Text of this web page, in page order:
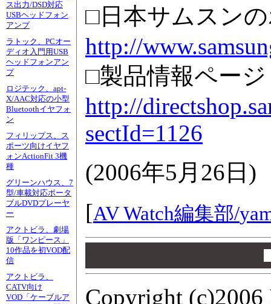
ス出力/DSD対応
USBヘッドフォン
アンプ
ラトック、PCオー
ディオ入門用USB
ヘッドフォンアン
プ
ロジテック、apt-
X/AAC対応の小型
Bluetoothイヤフォ
ン
フィリップス、ス
ポーツ向けイヤフ
ォンActionFit 3機
種
グリーンハウス、7
型/車載対応ポータ
ブルDVDプレーヤ
ー
アクトビラ、劇場
版「ワンピース」
10作品を初VOD配
信
アクトビラ、
CATV向け
VOD「ケーブルア
□日本サムスン
http://
□製品情報ページ
http://
sectId=1126
(2006年5月26日 )
[AV Watch編集部/
Copyright (c)2006